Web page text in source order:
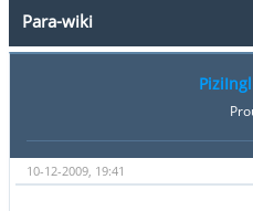
Para-wiki
10-12-2009, 19:41